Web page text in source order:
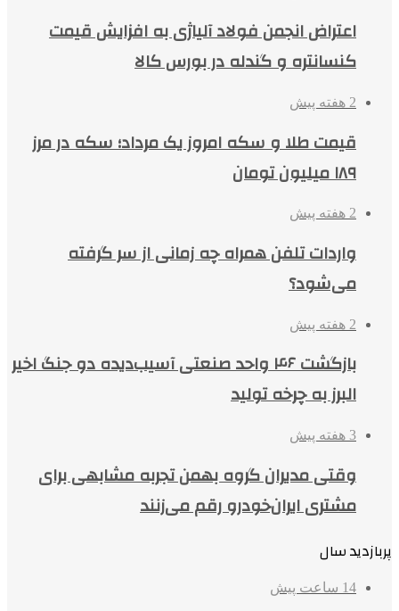
اعتراض انجمن فولاد آلیاژی به افزایش قیمت
کنسانتره و گندله در بورس کالا
2 هفته پیش
قیمت طلا و سکه امروز یک مرداد؛ سکه در مرز
۱۸۹ میلیون تومان
2 هفته پیش
واردات تلفن همراه چه زمانی از سر گرفته
می‌شود؟
2 هفته پیش
بازگشت ۴۶ واحد صنعتی آسیب‌دیده دو جنگ اخیر
البرز به چرخه تولید
3 هفته پیش
وقتی مدیران گروه بهمن تجربه مشابهی برای
مشتری ایران‌خودرو رقم می‌زنند
پربازدید سال
14 ساعت پیش